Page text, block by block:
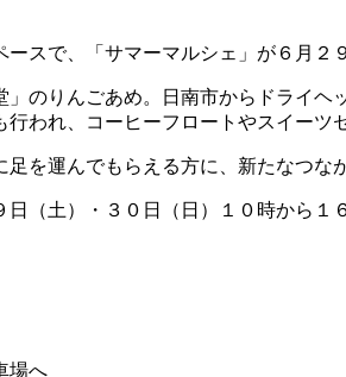
スで、「サマーマルシェ」が６月２
のりんごあめ。日南市からドライ
行われ、コーヒーフロートやスイー
を運んでもらえる方に、新たなつな
（土）・３０日（日）１０時から１
場へ